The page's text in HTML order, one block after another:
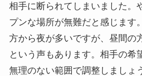
相手に断られてしまいました。
プンな場所が無難だと感じます
方から夜が多いですが、昼間の
という声もあります。相手の希
無理のない範囲で調整しましょ